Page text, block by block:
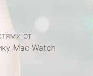
от
Mac Watch